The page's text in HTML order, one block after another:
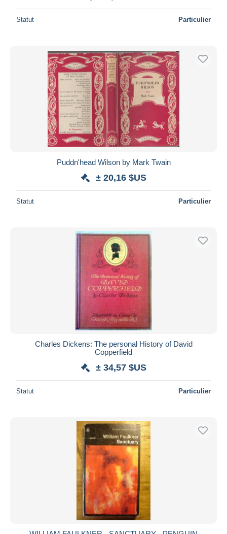
Statut Particulier
Puddn'head Wilson by Mark Twain
± 20,16 $US
Statut Particulier
Charles Dickens: The personal History of David
Copperfield
± 34,57 $US
Statut Particulier